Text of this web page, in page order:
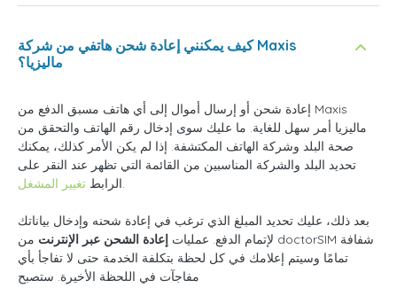
كيف يمكنني إعادة شحن هاتفي من شركة Maxis
ماليزيا؟
إعادة شحن أو إرسال أموال إلى أي هاتف مسبق الدفع من Maxis
ماليزيا أمر سهل للغاية. ما عليك سوى إدخال رقم الهاتف والتحقق من
صحة البلد وشركة الهاتف المكتشفة. إذا لم يكن الأمر كذلك، يمكنك
تحديد البلد والشركة المناسبين من القائمة التي تظهر عند النقر على
الرابط تغيير المشغل .
بعد ذلك، عليك تحديد المبلغ الذي ترغب في إعادة شحنه وإدخال بياناتك
لإتمام الدفع. عمليات إعادة الشحن عبر الإنترنت من doctorSIM شفافة
تمامًا وسيتم إعلامك في كل لحظة بتكلفة الخدمة حتى لا تفاجأ بأي
مفاجآت في اللحظة الأخيرة. ستصبح